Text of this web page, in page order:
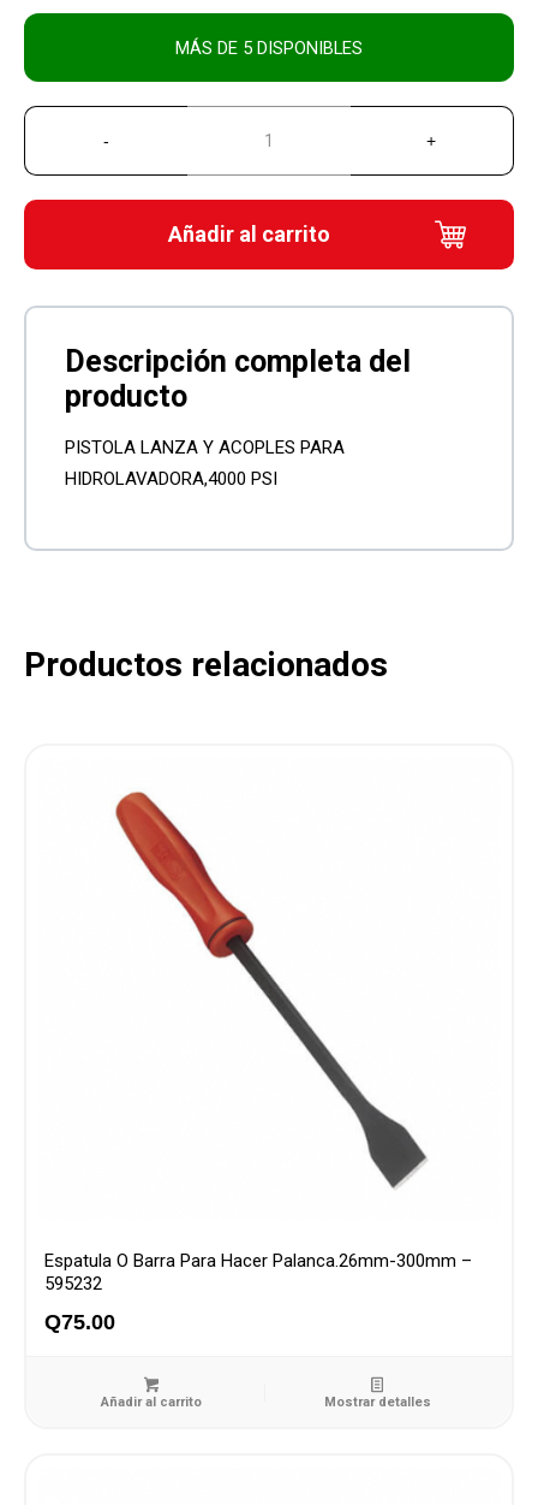
MÁS DE 5 DISPONIBLES
Añadir al carrito
PISTOLA LANZA Y ACOPLES PARA
HIDROLAVADORA,4000 PSI
Productos relacionados
Espatula O Barra Para Hacer Palanca.26mm-300mm –
595232
Q75.00
Añadir al carrito Mostrar detalles